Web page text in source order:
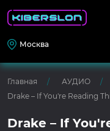
Москва
Главная АУДИО
Drake – If You're Reading
Drake – If